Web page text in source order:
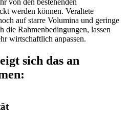
werden können. Veraltete
auf starre Volumina und geringe
die Rahmenbedingungen, lassen
wirtschaftlich anpassen.
sich das an